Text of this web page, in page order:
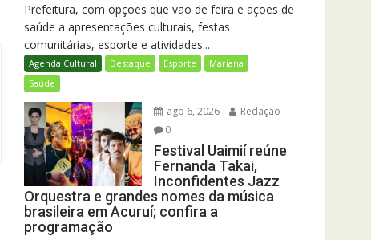
Prefeitura, com opções que vão de feira e ações de
saúde a apresentações culturais, festas
comunitárias, esporte e atividades...
Agenda Cultural Destaque Esporte
Mariana
Saúde
ago 6, 2026
Redação
0
Festival Uaimií reúne
Fernanda Takai,
Inconfidentes Jazz
Orquestra e grandes nomes da música
brasileira em Acuruí; confira a
programação